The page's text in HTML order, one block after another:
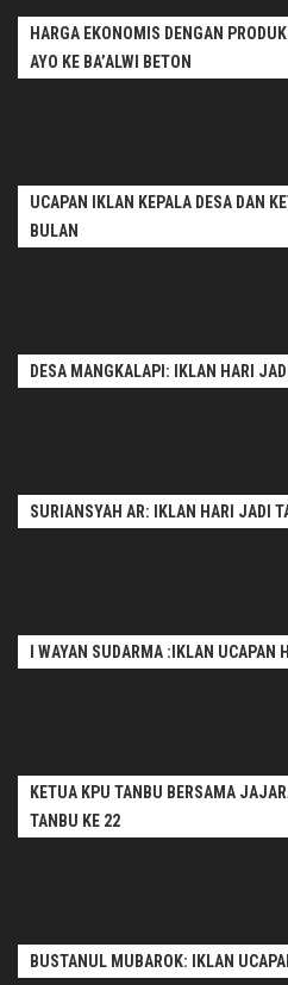
HARGA EKONOMIS DENGAN
AYO KE BA’ALWI BETON
UCAPAN IKLAN KEPALA DESA DAN
BULAN
DESA MANGKALAPI: IKLAN HARI
SURIANSYAH AR: IKLAN HARI JADI
I WAYAN SUDARMA :IKLAN UCAPAN
KETUA KPU TANBU BERSAMA
TANBU KE 22
BUSTANUL MUBAROK: IKLAN